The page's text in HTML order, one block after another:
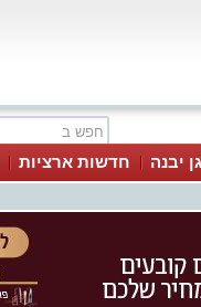
יבנה חדשות ארציות